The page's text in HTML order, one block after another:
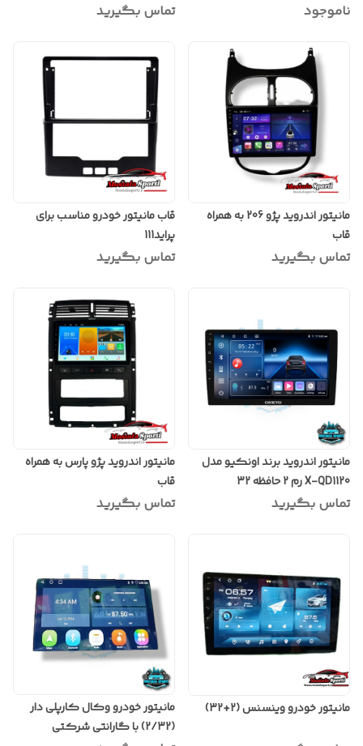
ناموجود تماس بگیرید
مانیتور اندروید پژو 206 به همراه
قاب
تماس بگیرید
قاب مانیتور خودرو مناسب برای
پراید111
تماس بگیرید
مانیتور اندروید برند اونکیو مدل
X-QD1120 رم 2 حافظه 32
تماس بگیرید
مانیتور اندروید پژو پارس به همراه
قاب
تماس بگیرید
مانیتور خودرو وینسنس (2+32)
مانیتور خودرو وکال کارپلی دار
(2/32) با گارانتی شرکتی